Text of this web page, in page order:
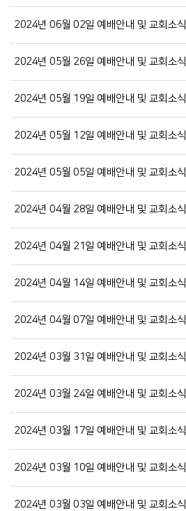
2024년 06월 02일 예배안내 및 교회소식
2024년 05월 26일 예배안내 및 교회소식
2024년 05월 19일 예배안내 및 교회소식
2024년 05월 12일 예배안내 및 교회소식
2024년 05월 05일 예배안내 및 교회소식
2024년 04월 28일 예배안내 및 교회소식
2024년 04월 21일 예배안내 및 교회소식
2024년 04월 14일 예배안내 및 교회소식
2024년 04월 07일 예배안내 및 교회소식
2024년 03월 31일 예배안내 및 교회소식
2024년 03월 24일 예배안내 및 교회소식
2024년 03월 17일 예배안내 및 교회소식
2024년 03월 10일 예배안내 및 교회소식
2024년 03월 03일 예배안내 및 교회소식